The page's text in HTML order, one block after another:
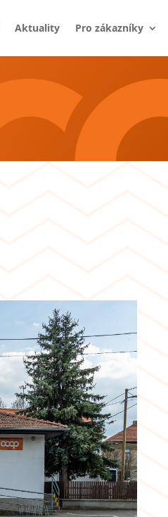
Aktuality Pro zákazníky